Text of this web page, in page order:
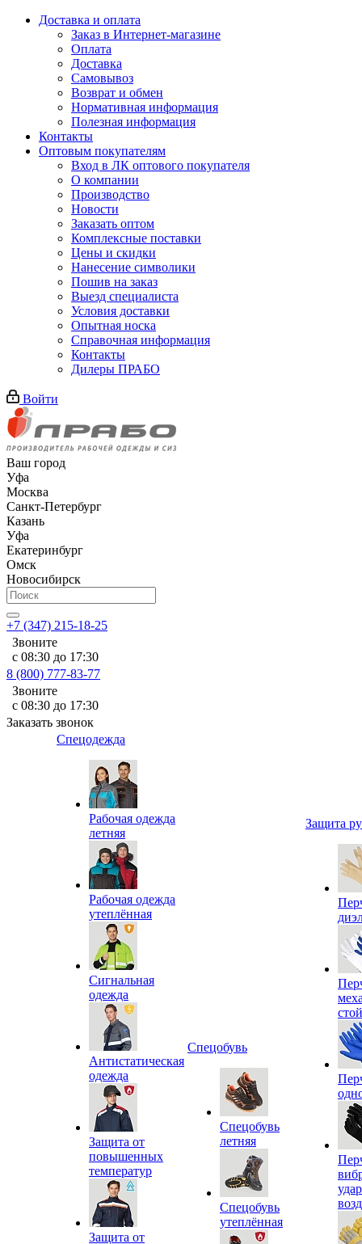
Доставка и оплата
Заказ в Интернет-магазине
Оплата
Доставка
Самовывоз
Возврат и обмен
Нормативная информация
Полезная информация
Контакты
Оптовым покупателям
Вход в ЛК оптового покупателя
О компании
Производство
Новости
Заказать оптом
Комплексные поставки
Цены и скидки
Нанесение символики
Пошив на заказ
Выезд специалиста
Условия доставки
Опытная носка
Справочная информация
Контакты
Дилеры ПРАБО
Войти
Ваш город
Уфа
Москва
Санкт-Петербург
Казань
Уфа
Екатеринбург
Омск
Новосибирск
+7 (347) 215-18-25
Звоните
с 08:30 до 17:30
8 (800) 777-83-77
Звоните
с 08:30 до 17:30
Заказать звонок
Спецодежда
Рабочая одежда
летняя
Рабочая одежда
утеплённая
Сигнальная
одежда
Антистатическая
одежда
Защита от
повышенных
температур
Защита от
Спецобувь
Спецобувь
летняя
Спецобувь
утеплённая
Защита